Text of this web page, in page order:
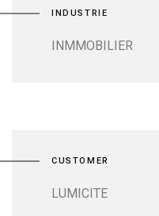
INDUSTRIE
INMMOBILIER
CUSTOMER
LUMICITE